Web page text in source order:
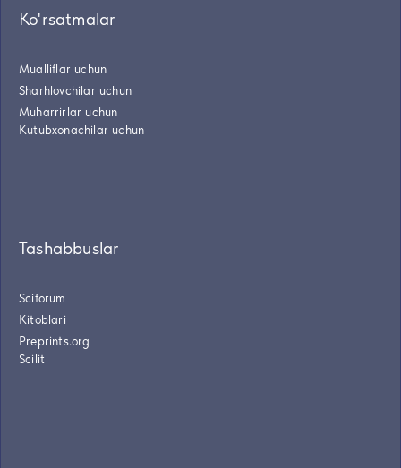
Ko'rsatmalar
Mualliflar uchun
Sharhlovchilar uchun
Muharrirlar uchun
Kutubxonachilar uchun
Tashabbuslar
Sciforum
Kitoblari
Preprints.org
Scilit